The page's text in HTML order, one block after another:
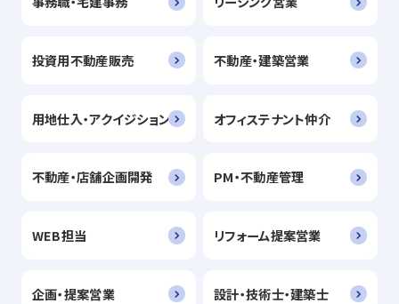
投資用不動産販売 不動産・建築営業
用地仕入・アクイジション オフィステナント仲介
不動産・店舗企画開発 PM・不動産管理
WEB担当 リフォーム提案営業
企画・提案営業 設計・技術士・建築士